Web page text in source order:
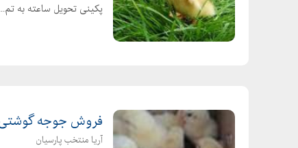
پکینی تحویل ساعته به تم...
فروش جوجه گوشتی یک روزه
آریا منتخب پارسیان